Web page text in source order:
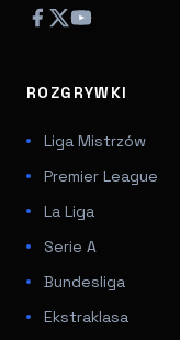
ROZGRYWKI
Liga Mistrzów
Premier League
La Liga
Serie A
Bundesliga
Ekstraklasa